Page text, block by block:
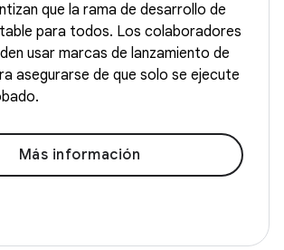
que la rama de desarrollo de
para todos. Los colaboradores
usar marcas de lanzamiento de
asegurarse de que solo se ejecute
Más información